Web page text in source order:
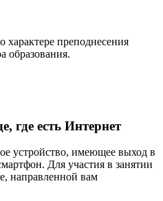
характере преподнесения
образования.
где есть Интернет
устройство, имеющее выход в
Для участия в занятии
направленной вам